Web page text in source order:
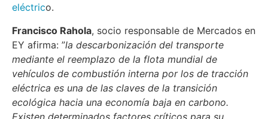
eléctrico.
Francisco Rahola, socio responsable de Mercados en
EY afirma: ”la descarbonización del transporte
mediante el reemplazo de la flota mundial de
vehículos de combustión interna por los de tracción
eléctrica es una de las claves de la transición
ecológica hacia una economía baja en carbono.
Existen determinados factores críticos para su